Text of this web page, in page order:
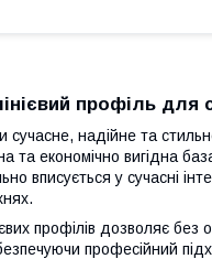
профіль для
сучасне, надійне та
та економічно вигідна
вписується у сучасні
профілів дозволяє без
професійний